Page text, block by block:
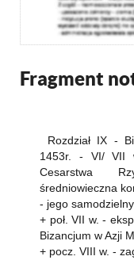
Fragment
Rozdział IX -
1453r. - VI/ VII
Cesarstwa
średniowieczna
- jego
+ poł. VII w. -
Bizancjum w Azji
+ pocz. VIII w. -